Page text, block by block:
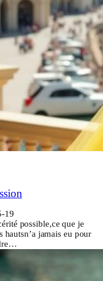
19
possible,ce que je
hautsn’a jamais eu pour